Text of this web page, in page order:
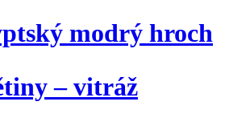
modrý hroch
– vitráž